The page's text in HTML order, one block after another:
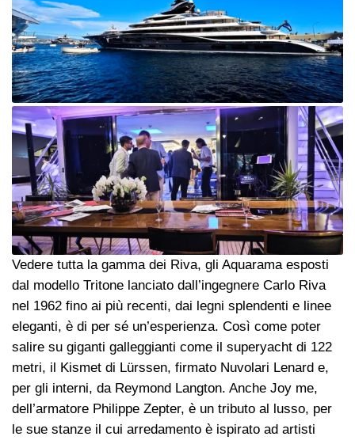
Vedere tutta la gamma dei Riva, gli Aquarama esposti
dal modello Tritone lanciato dall’ingegnere Carlo Riva
nel 1962 fino ai più recenti, dai legni splendenti e linee
eleganti, è di per sé un’esperienza. Così come poter
salire su giganti galleggianti come il superyacht di 122
metri, il Kismet di Lürssen, firmato Nuvolari Lenard e,
per gli interni, da Reymond Langton. Anche Joy me,
dell’armatore Philippe Zepter, è un tributo al lusso, per
le sue stanze il cui arredamento è ispirato ad artisti